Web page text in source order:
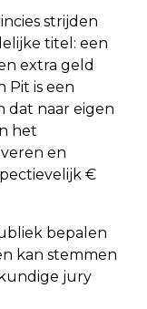
strijden
titel: een
extra geld
Pit is een
dat naar eigen
het
en
€
bepalen
kan stemmen
jury